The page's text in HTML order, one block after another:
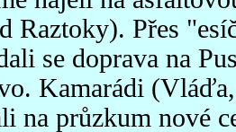
Raztoky). Přes
se doprava na
Kamarádi
na průzkum nové